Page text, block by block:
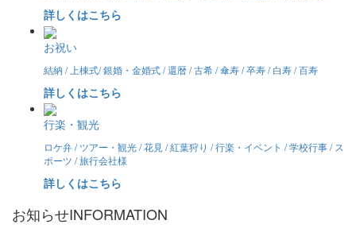
詳しくはこちら
お祝い
結納 / 上棟式/ 銀婚・金婚式 / 還暦 / 古希 / 傘寿 / 卒寿 / 白寿 / 百寿
詳しくはこちら
行楽・観光
ロケ弁 / ツアー・観光 / 花見 / 紅葉狩り / 行楽・イベント / 学校行事 / ス
ポーツ / 旅行会社様
詳しくはこちら
お知らせINFORMATION